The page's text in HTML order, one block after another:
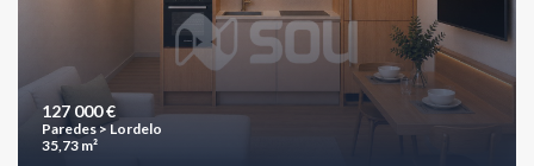
127 000 €
Paredes > Lordelo
35,73 m²